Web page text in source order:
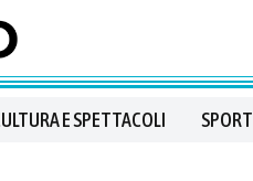
E SPETTACOLI SPORT